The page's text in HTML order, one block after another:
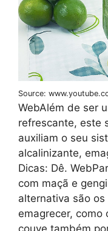
Source:
WebAlém de ser
refrescante, este
auxiliam o seu
alcalinizante,
Dicas: Dê.
com maçã e
alternativa são
emagrecer, como